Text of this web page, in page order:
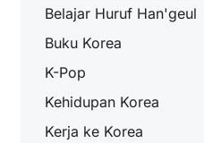
Belajar Huruf Han'geul
Buku Korea
K-Pop
Kehidupan Korea
Kerja ke Korea